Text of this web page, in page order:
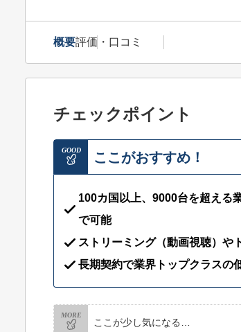
概要評価・口コミ
チェックポイント
GOOD ここがおすすめ！
100カ国以上、9000台を超える
で可能
ストリーミング（動画視聴）や
長期契約で業界トップクラスの
MORE
ここが少し気になる…